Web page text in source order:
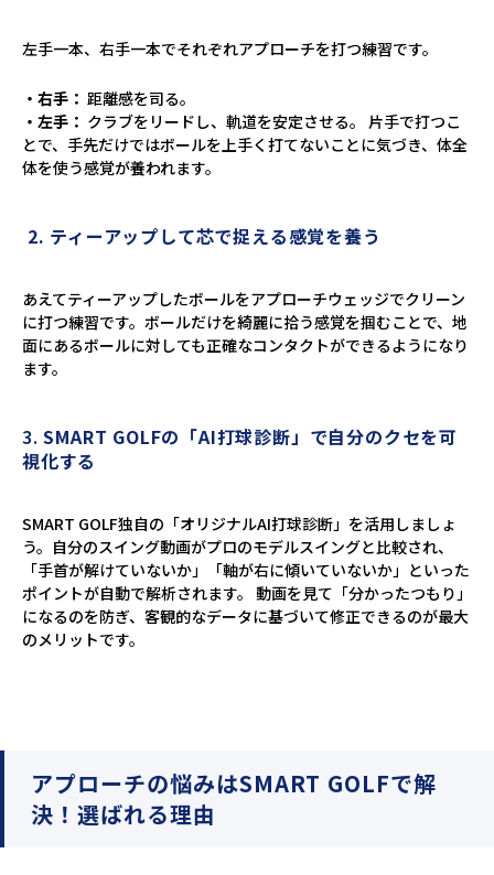
左手一本、右手一本でそれぞれアプローチを打つ練習です。
・右手： 距離感を司る。
・左手： クラブをリードし、軌道を安定させる。 片手で打つこ
とで、手先だけではボールを上手く打てないことに気づき、体全
体を使う感覚が養われます。
2. ティーアップして芯で捉える感覚を養う
あえてティーアップしたボールをアプローチウェッジでクリーン
に打つ練習です。ボールだけを綺麗に拾う感覚を掴むことで、地
面にあるボールに対しても正確なコンタクトができるようになり
ます。
3.SMART GOLFの「AI打球診断」で自分のクセを可
視化する
SMART GOLF独自の「オリジナルAI打球診断」を活用しましょ
う。自分のスイング動画がプロのモデルスイングと比較され、
「手首が解けていないか」「軸が右に傾いていないか」といった
ポイントが自動で解析されます。 動画を見て「分かったつもり」
になるのを防ぎ、客観的なデータに基づいて修正できるのが最大
のメリットです。
アプローチの悩みはSMART GOLFで解
決！選ばれる理由